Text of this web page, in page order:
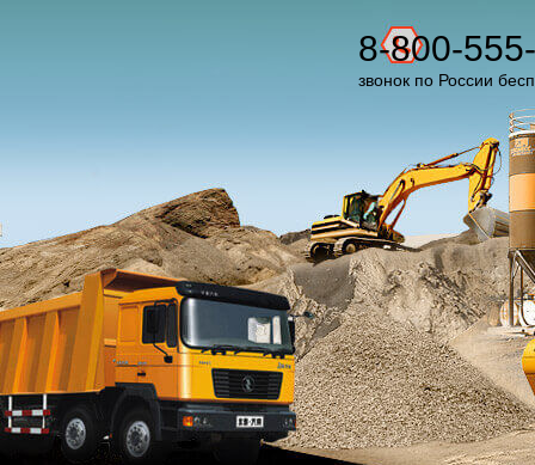
8-800-
звонок по России